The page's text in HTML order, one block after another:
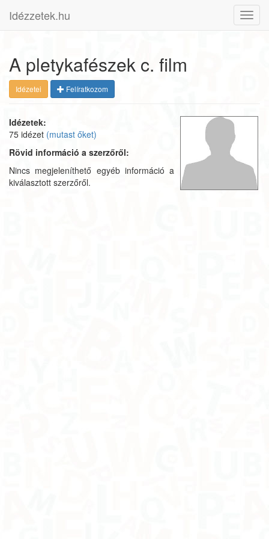
Idézzetek.hu
A pletykafészek c. film
Idézetei Felíratkozom
Idézetek:
75 idézet (mutast őket)
Rövid információ a szerzőről:
Nincs megjeleníthető egyéb információ a
kiválasztott szerzőről.